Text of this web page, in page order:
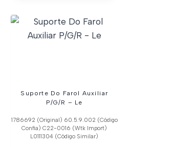
Suporte Do Farol Auxiliar
P/G/R – Le
1786692 (Original) 60.5.9.002 (Código
Confia) C22-0016 (Wtk Import)
L0111304 (Código Similar)